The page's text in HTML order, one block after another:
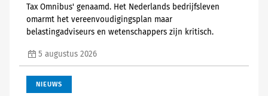
Tax Omnibus' genaamd. Het Nederlands bedrijfsleven
omarmt het vereenvoudigingsplan maar
belastingadviseurs en wetenschappers zijn kritisch.
5 augustus 2026
NIEUWS